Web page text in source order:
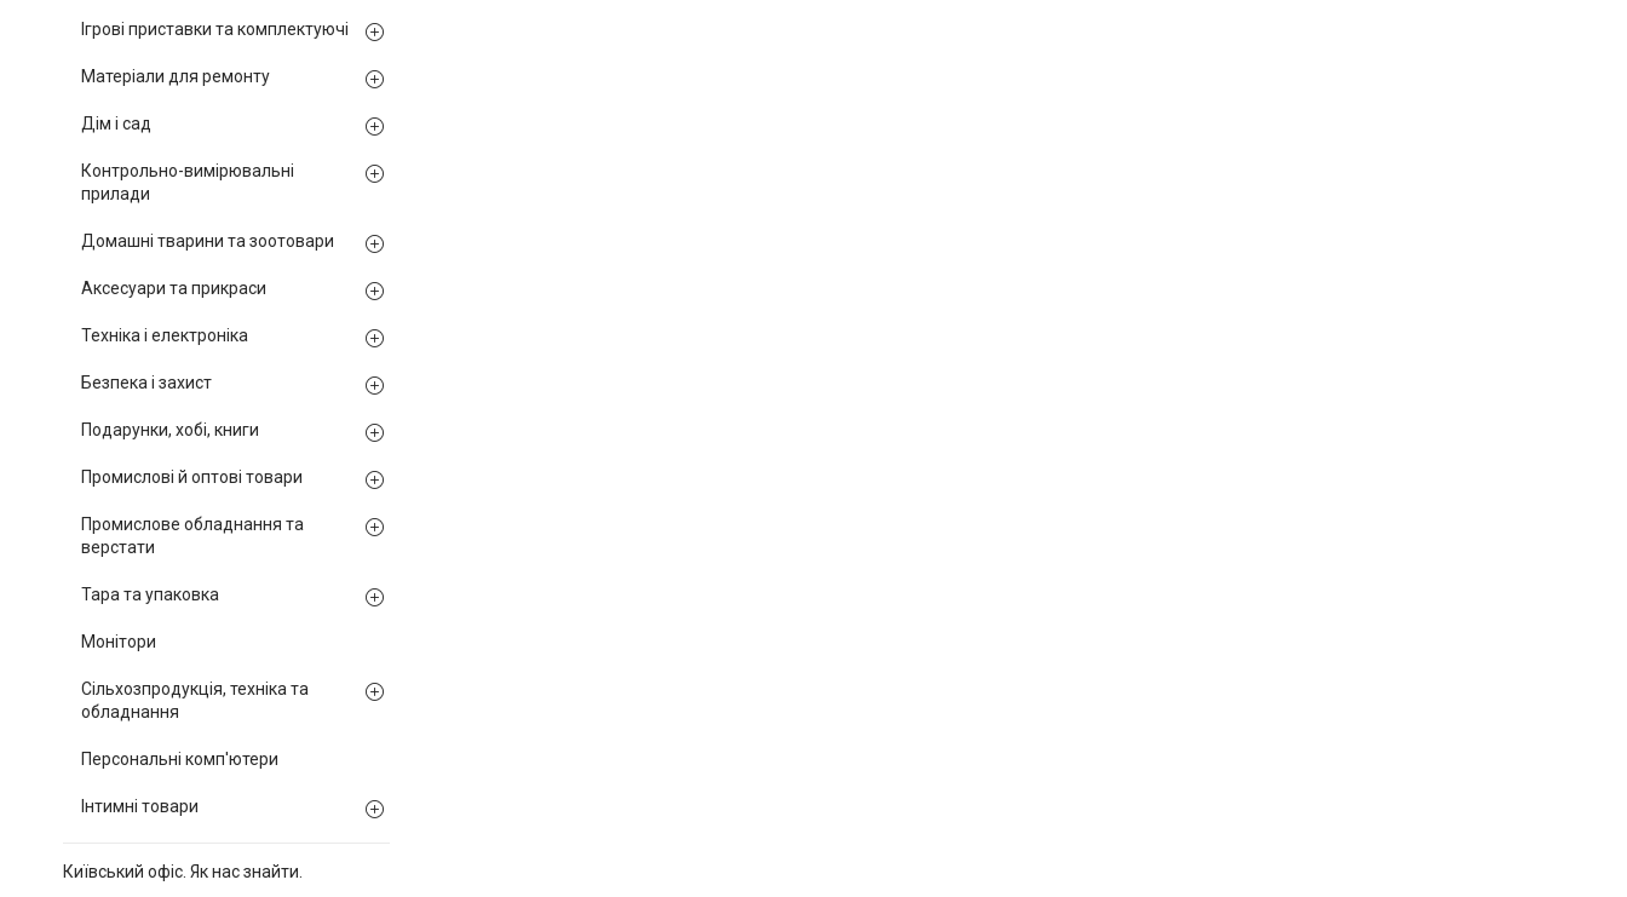
Ігрові приставки та комплектуючі
Матеріали для ремонту
Дім і сад
Контрольно-вимірювальні
прилади
Домашні тварини та зоотовари
Аксесуари та прикраси
Техніка і електроніка
Безпека і захист
Подарунки, хобі, книги
Промислові й оптові товари
Промислове обладнання та
верстати
Тара та упаковка
Монітори
Сільхозпродукція, техніка та
обладнання
Персональні комп'ютери
Інтимні товари
Київський офіс. Як нас знайти.